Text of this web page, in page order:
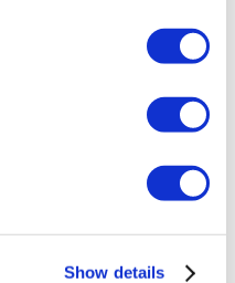
Show details